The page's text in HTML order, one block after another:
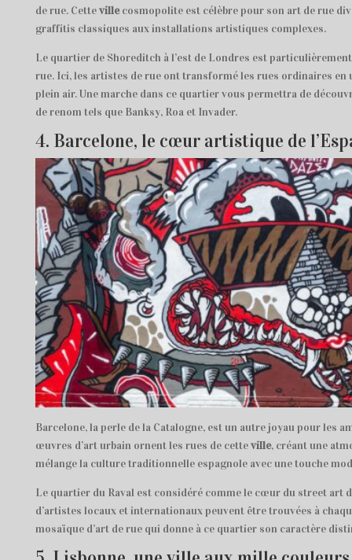
de rue. Cettevillecosmopolite est célèbre pour son art de rue
graffitis classiques aux installations artistiques complexes.
Le quartier de Shoreditch à l’est de Londres est
rue. Ici, les artistes de rue ont transformé les rues ordinaires en
plein air. Une marche dans ce quartier vous permettra de
de renom tels que Banksy, Roa et Invader.
4. Barcelone, le cœur artistique de
Barcelone, la perle de la Catalogne, est un autre joyau pour les
œuvres d’art urbain ornent les rues de cetteville, créant une
mélange la culture traditionnelle espagnole avec une touche
Le quartier du Raval est considéré comme le cœur du street art
d’artistes locaux et internationaux peuvent être trouvées à
mosaïque d’art de rue qui donne à ce quartier son caractère